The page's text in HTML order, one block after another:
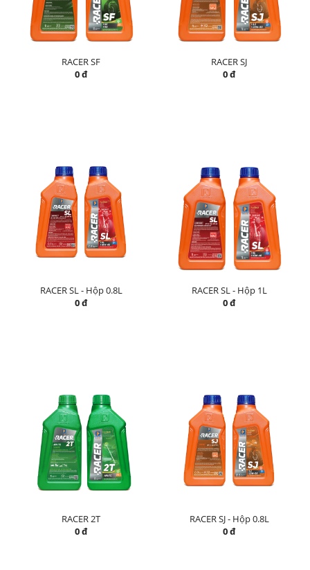
RACER SF
0 đ
RACER SJ
0 đ
RACER SL - Hộp 0.8L
0 đ
RACER SL - Hộp 1L
0 đ
RACER 2T
0 đ
RACER SJ - Hộp 0.8L
0 đ